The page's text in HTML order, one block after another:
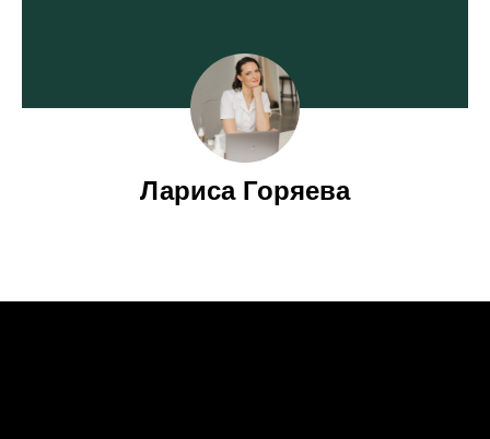
Лариса Горяева